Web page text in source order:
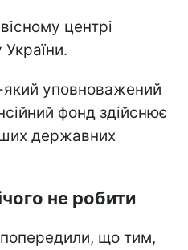
центрі
уповноважений
фонд здійснює
державних
не робити
що тим,